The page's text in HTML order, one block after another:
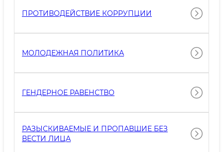
ПРОТИВОДЕЙСТВИЕ КОРРУПЦИИ
МОЛОДЕЖНАЯ ПОЛИТИКА
ГЕНДЕРНОЕ РАВЕНСТВО
РАЗЫСКИВАЕМЫЕ И ПРОПАВШИЕ БЕЗ
ВЕСТИ ЛИЦА